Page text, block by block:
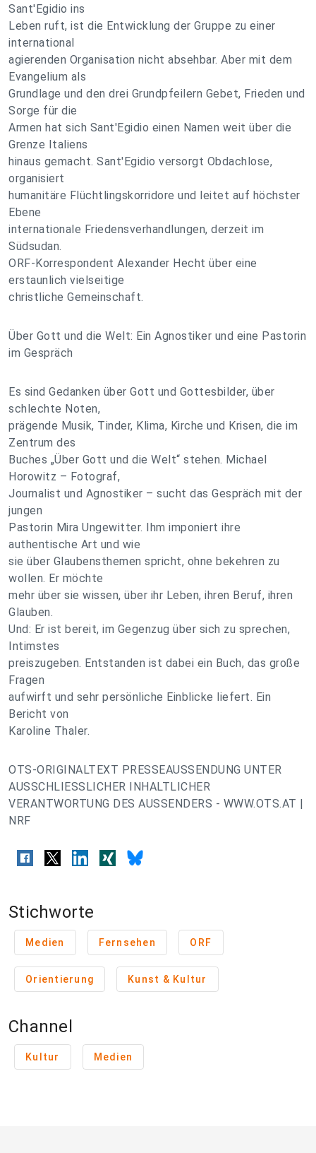
Sant'Egidio ins
Leben ruft, ist die Entwicklung der Gruppe zu einer
international
agierenden Organisation nicht absehbar. Aber mit dem
Evangelium als
Grundlage und den drei Grundpfeilern Gebet, Frieden und
Sorge für die
Armen hat sich Sant'Egidio einen Namen weit über die
Grenze Italiens
hinaus gemacht. Sant'Egidio versorgt Obdachlose,
organisiert
humanitäre Flüchtlingskorridore und leitet auf höchster
Ebene
internationale Friedensverhandlungen, derzeit im
Südsudan.
ORF-Korrespondent Alexander Hecht über eine
erstaunlich vielseitige
christliche Gemeinschaft.
Über Gott und die Welt: Ein Agnostiker und eine Pastorin
im Gespräch
Es sind Gedanken über Gott und Gottesbilder, über
schlechte Noten,
prägende Musik, Tinder, Klima, Kirche und Krisen, die im
Zentrum des
Buches „Über Gott und die Welt“ stehen. Michael
Horowitz – Fotograf,
Journalist und Agnostiker – sucht das Gespräch mit der
jungen
Pastorin Mira Ungewitter. Ihm imponiert ihre
authentische Art und wie
sie über Glaubensthemen spricht, ohne bekehren zu
wollen. Er möchte
mehr über sie wissen, über ihr Leben, ihren Beruf, ihren
Glauben.
Und: Er ist bereit, im Gegenzug über sich zu sprechen,
Intimstes
preiszugeben. Entstanden ist dabei ein Buch, das große
Fragen
aufwirft und sehr persönliche Einblicke liefert. Ein
Bericht von
Karoline Thaler.
OTS-ORIGINALTEXT PRESSEAUSSENDUNG UNTER
AUSSCHLIESSLICHER INHALTLICHER
VERANTWORTUNG DES AUSSENDERS - WWW.OTS.AT |
NRF
Stichworte
Medien Fernsehen ORF
Orientierung Kunst & Kultur
Channel
Kultur Medien